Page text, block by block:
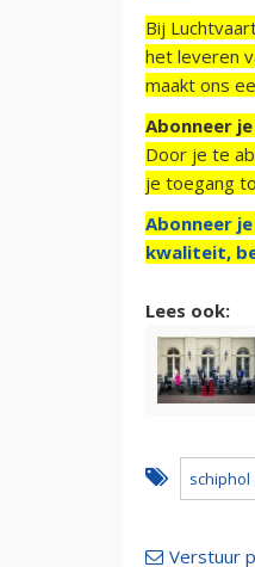
Bij
het leveren
maakt ons
Abonneer
Door je te
je toegang
Abonneer
kwaliteit,
Lees ook:
schiphol
Verstuur